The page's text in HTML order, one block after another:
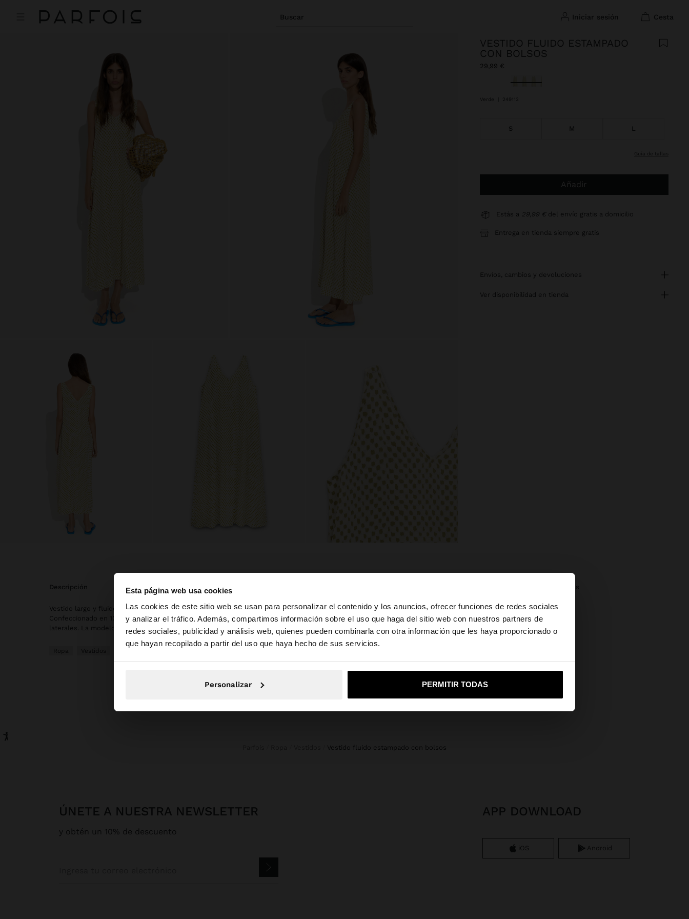
Esta página web usa cookies
Las cookies de este sitio web se usan para personalizar el contenido y los anuncios, ofrecer funciones de redes sociales
y analizar el tráfico. Además, compartimos información sobre el uso que haga del sitio web con nuestros partners de
redes sociales, publicidad y análisis web, quienes pueden combinarla con otra información que les haya proporcionado o
que hayan recopilado a partir del uso que haya hecho de sus servicios.
Personalizar PERMITIR TODAS
Buscar iniciar sesión cesta
hola ×
Estás accediendo a la web de España. ¿Quieres ir a la web de United States?
No, continuar en la web de España Sí, llévame a United States
VESTIDO FLUIDO ESTAMPADO
CON BOLSOS
29,99 €
Seleccionado
Verde 249112
S M L
guía de tallas
Añadir
Estás a 29,99 € del envío gratis a domicilio
Entrega en tienda siempre gratis
envíos, cambios y devoluciones
ver disponibilidad en tienda
descripción
Vestido largo y fluido con estampado mini cuadros irregulares.
Confeccionado en 100% viscosa. Escote en V. Sin mangas. Bolsillos
laterales. La modelo mide 1,75 m y lleva la talla M.
Ropa Vestidos
Composición: 100% Viscosa
Devoluciones gratuitas
Pago seguro
Ayuda
vestido fluido estampado con bolsos
ÚNETE A NUESTRA NEWSLETTER
y obtén un 10% de descuento
APP DOWNLOAD
iOS Android